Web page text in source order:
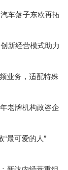
车落子东欧再拓
新经营模式助力
业务，适配特殊
老牌机构政咨企
“最可爱的人”